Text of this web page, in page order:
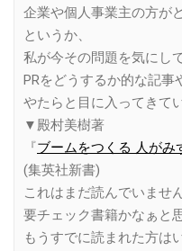
企業や個人事業主の方が
というか、
私が今その問題を気にし
PRをどうするか的な記事
やたらと目に入ってきて
▼殿村美樹著
『ブームをつくる 人がみ
(集英社新書)
これはまだ読んでいません
要チェック書籍かなぁと
もうすでに読まれた方は